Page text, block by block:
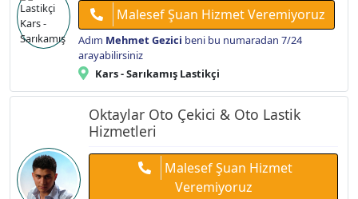
Malesef Şuan Hizmet Veremiyoruz
Adım Mehmet Gezici beni bu numaradan 7/24
arayabilirsiniz
Kars - Sarıkamış Lastikçi
Oktaylar Oto Çekici & Oto Lastik
Hizmetleri
Malesef Şuan Hizmet
Veremiyoruz